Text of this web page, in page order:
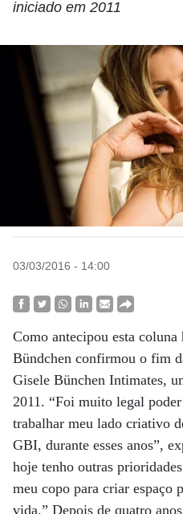
iniciado em 2011
03/03/2016 - 14:00
Como antecipou esta coluna
Bündchen confirmou o fim
Gisele Bünchen Intimates,
2011. “Foi muito legal
trabalhar meu lado criativo
GBI, durante esses anos”,
hoje tenho outras
meu copo para criar espaço
vida.” Depois de quatro